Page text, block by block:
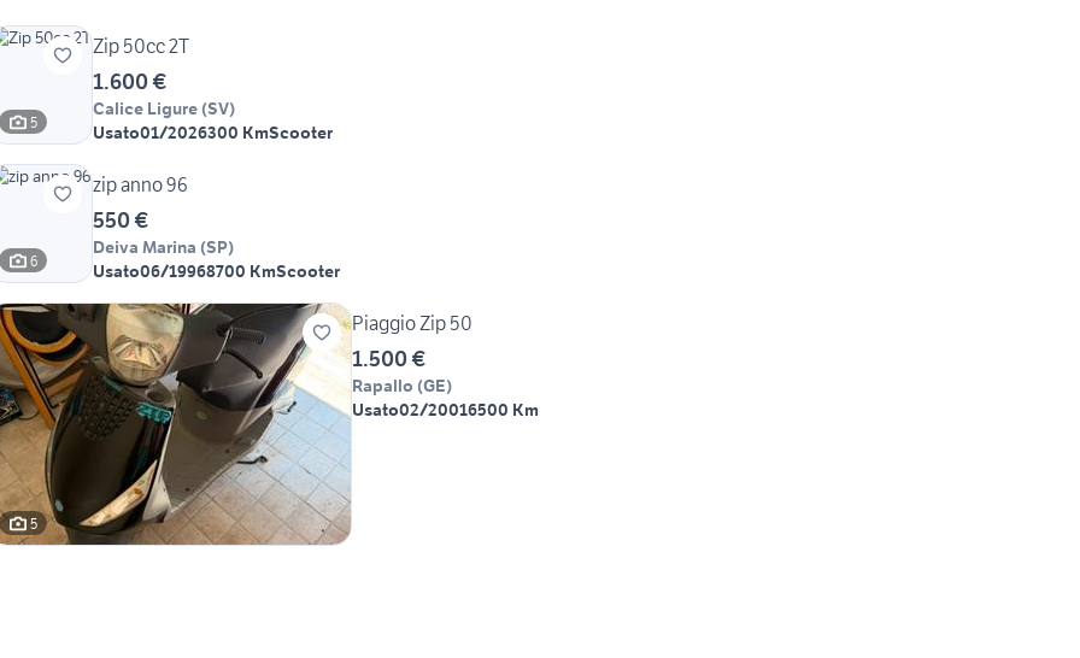
5
Zip 50cc 2T
1.600 €
Calice Ligure (SV)
Usato01/2026300 KmScooter
6
zip anno 96
550 €
Deiva Marina (SP)
Usato06/19968700 KmScooter
5
Piaggio Zip 50
1.500 €
Rapallo (GE)
Usato02/20016500 Km